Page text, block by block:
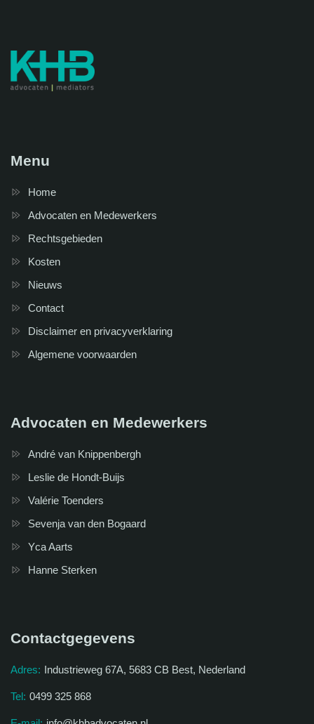
Menu
Home
Advocaten en Medewerkers
Rechtsgebieden
Kosten
Nieuws
Contact
Disclaimer en privacyverklaring
Algemene voorwaarden
Advocaten en Medewerkers
André van Knippenbergh
Leslie de Hondt-Buijs
Valérie Toenders
Sevenja van den Bogaard
Yca Aarts
Hanne Sterken
Contactgegevens
Adres: Industrieweg 67A, 5683 CB Best, Nederland
Tel: 0499 325 868